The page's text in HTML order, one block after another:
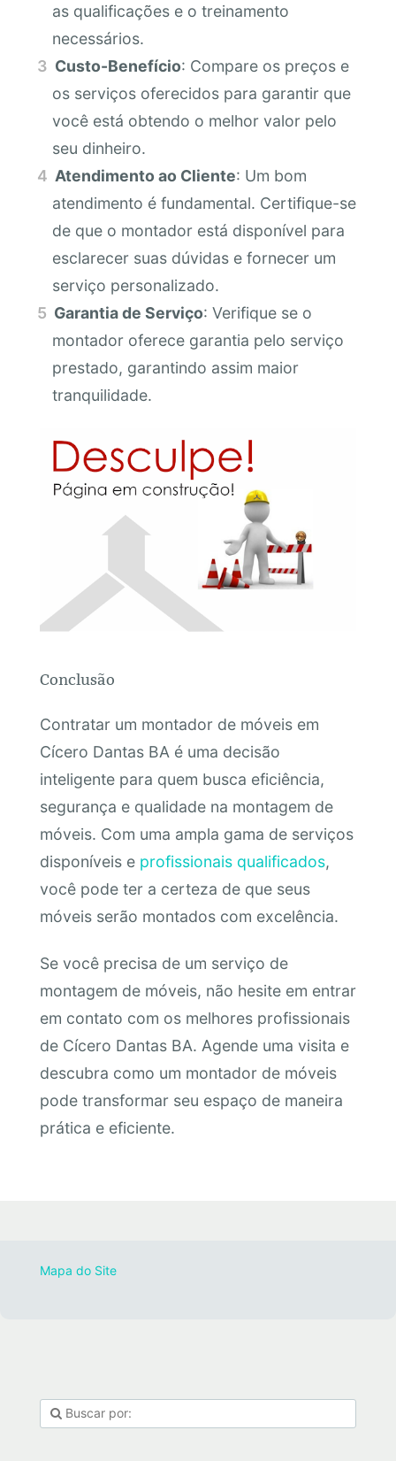
as qualificações e o treinamento
necessários.
Custo-Benefício: Compare os preços e
os serviços oferecidos para garantir que
você está obtendo o melhor valor pelo
seu dinheiro.
Atendimento ao Cliente: Um bom
atendimento é fundamental. Certifique-se
de que o montador está disponível para
esclarecer suas dúvidas e fornecer um
serviço personalizado.
Garantia de Serviço: Verifique se o
montador oferece garantia pelo serviço
prestado, garantindo assim maior
tranquilidade.
Conclusão
Contratar um montador de móveis em
Cícero Dantas BA é uma decisão
inteligente para quem busca eficiência,
segurança e qualidade na montagem de
móveis. Com uma ampla gama de serviços
disponíveis e profissionais qualificados,
você pode ter a certeza de que seus
móveis serão montados com excelência.
Se você precisa de um serviço de
montagem de móveis, não hesite em entrar
em contato com os melhores profissionais
de Cícero Dantas BA. Agende uma visita e
descubra como um montador de móveis
pode transformar seu espaço de maneira
prática e eficiente.
Mapa do Site